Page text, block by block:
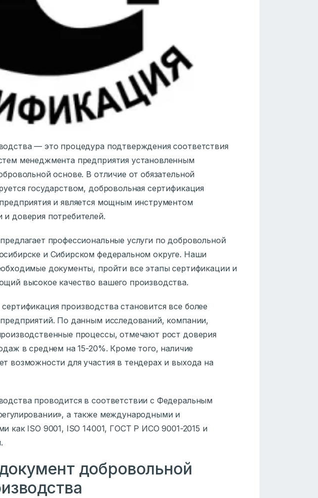
— это процедура подтверждения соответствия
менеджмента предприятия установленным
основе. В отличие от обязательной
государством, добровольная сертификация
и является мощным инструментом
доверия потребителей.
профессиональные услуги по добровольной
и Сибирском федеральном округе. Наши
документы, пройти все этапы сертификации и
высокое качество вашего производства.
производства становится все более
По данным исследований, компании,
процессы, отмечают рост доверия
в среднем на 15-20%. Кроме того, наличие
возможности для участия в тендерах и выхода на
проводится в соответствии с Федеральным
а также международными и
как ISO 9001, ISO 14001, ГОСТ Р ИСО 9001-2015 и
добровольной